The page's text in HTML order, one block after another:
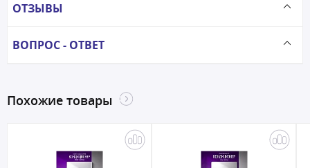
ОТЗЫВЫ
ВОПРОС - ОТВЕТ
Похожие товары